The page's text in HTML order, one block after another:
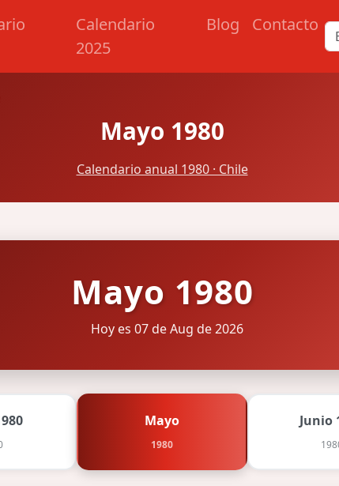
Calendario
2025
Blog Contacto
Mayo 1980
Calendario anual 1980 · Chile
Mayo 1980
Hoy es 07 de Aug de 2026
Mayo
1980
Junio